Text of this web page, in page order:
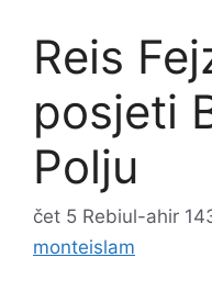
Reis
posjeti
Polju
čet 5 Rebiul-ahir
monteislam